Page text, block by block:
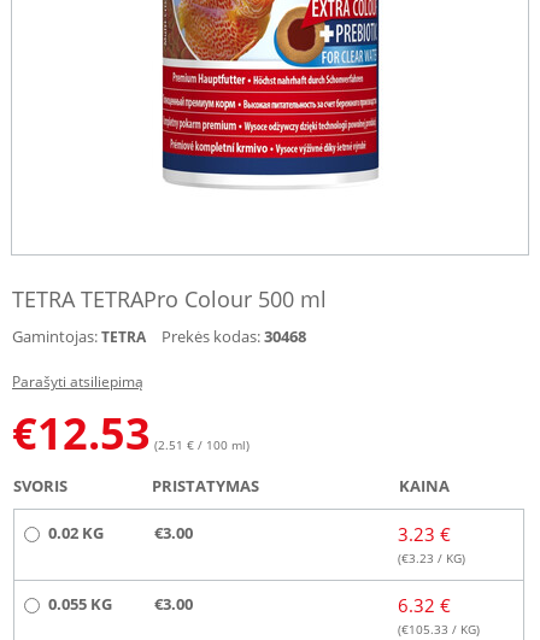
TETRA TETRAPro Colour 500 ml
Gamintojas:TETRA Prekės kodas:30468
Parašyti atsiliepimą
€12.53 (2.51 € / 100 ml)
SVORIS PRISTATYMAS KAINA
0.02 KG €3.00 3.23 €
(€3.23 / KG)
0.055 KG €3.00 6.32 €
(€105.33 / KG)